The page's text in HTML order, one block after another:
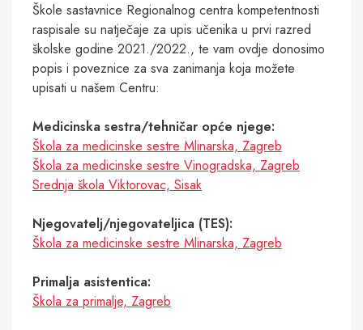
Škole sastavnice Regionalnog centra kompetentnosti
raspisale su natječaje za upis učenika u prvi razred
školske godine 2021./2022., te vam ovdje donosimo
popis i poveznice za sva zanimanja koja možete
upisati u našem Centru:
Medicinska sestra/tehničar opće njege:
Škola za medicinske sestre Mlinarska, Zagreb
Škola za medicinske sestre Vinogradska, Zagreb
Srednja škola Viktorovac, Sisak
Njegovatelj/njegovateljica (TES):
Škola za medicinske sestre Mlinarska, Zagreb
Primalja asistentica:
Škola za primalje, Zagreb